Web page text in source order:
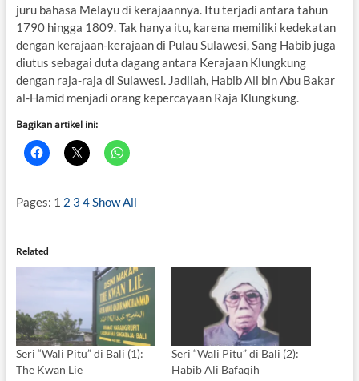
juru bahasa Melayu di kerajaannya. Itu terjadi antara tahun
1790 hingga 1809. Tak hanya itu, karena memiliki kedekatan
dengan kerajaan-kerajaan di Pulau Sulawesi, Sang Habib juga
diutus sebagai duta dagang antara Kerajaan Klungkung
dengan raja-raja di Sulawesi. Jadilah, Habib Ali bin Abu Bakar
al-Hamid menjadi orang kepercayaan Raja Klungkung.
Bagikan artikel ini:
Pages: 1 2 3 4Show All
Related
Seri “Wali Pitu” di Bali (1):
The Kwan Lie
Seri “Wali Pitu” di Bali (2):
Habib Ali Bafaqih